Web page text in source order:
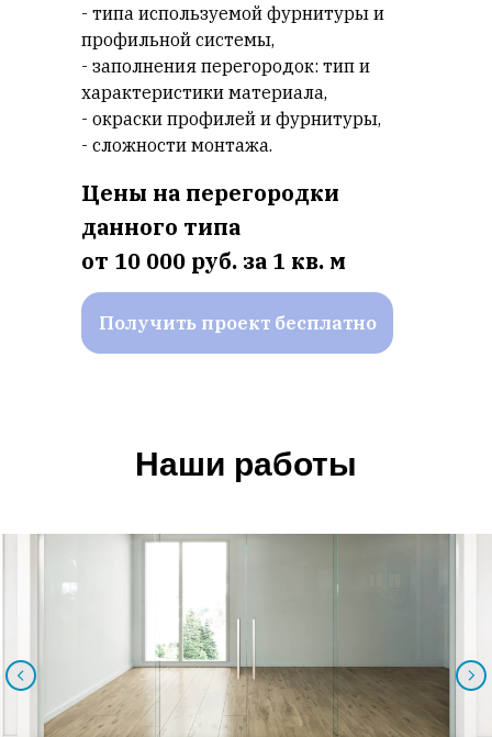
- типа используемой фурнитуры и
профильной системы,
- заполнения перегородок: тип и
характеристики материала,
- окраски профилей и фурнитуры,
- сложности монтажа.
Цены на перегородки
данного типа
от 10 000 руб. за 1 кв. м
Получить проект бесплатно
Наши работы